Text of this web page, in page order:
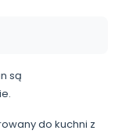
są
do kuchni z